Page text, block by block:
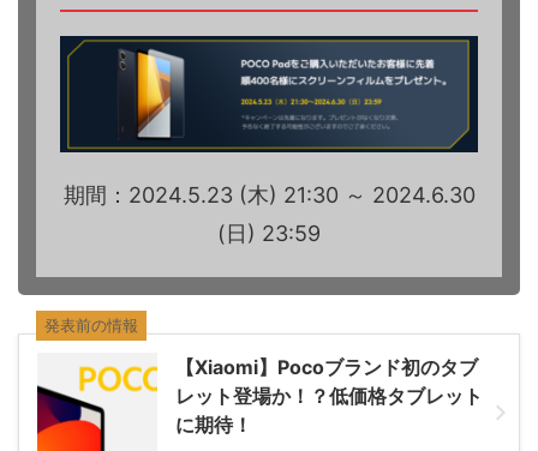
期間：2024.5.23 (木) 21:30 ～ 2024.6.30
(日) 23:59
【Xiaomi】Pocoブランド初のタブ
レット登場か！？低価格タブレット
に期待！
発表前の情報